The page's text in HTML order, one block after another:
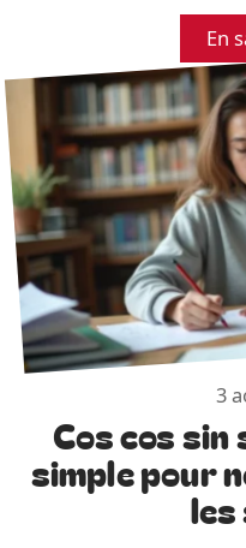
En
3
Cos cos sin
simple pour
les